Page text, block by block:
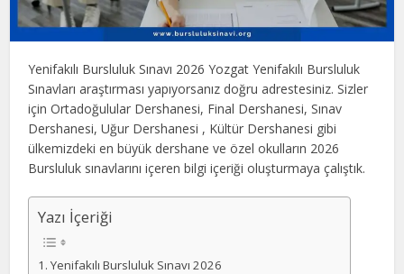
Yenifakılı Bursluluk Sınavı 2026 Yozgat Yenifakılı Bursluluk
Sınavları araştırması yapıyorsanız doğru adrestesiniz. Sizler
için Ortadoğulular Dershanesi, Final Dershanesi, Sınav
Dershanesi, Uğur Dershanesi , Kültür Dershanesi gibi
ülkemizdeki en büyük dershane ve özel okulların 2026
Bursluluk sınavlarını içeren bilgi içeriği oluşturmaya çalıştık.
Yazı İçeriği
Yenifakılı Bursluluk Sınavı 2026